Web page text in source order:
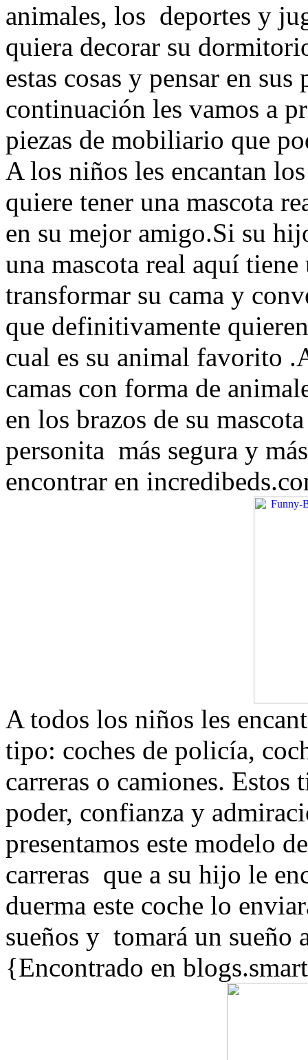
animales, los deportes y
quiera decorar su
estas cosas y pensar en
continuación les vamos a
piezas de mobiliario que
A los niños les encantan
quiere tener una mascota
en su mejor amigo.Si su
una mascota real aquí
transformar su cama y
que definitivamente
cual es su animal favorito
camas con forma de
en los brazos de su
personita más segura y
encontrar en
A todos los niños les
tipo: coches de policía,
carreras o camiones. Estos
poder, confianza y
presentamos este modelo
carreras que a su hijo le
duerma este coche lo
sueños y tomará un
{Encontrado en